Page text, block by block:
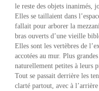
le reste des objets inanimés,
Elles se taillaient dans
fallait pour arborer la
bras ouverts d’une vieille
Elles sont les vertèbres de
accotées au mur. Plus
naturellement petites à leurs
Tout se passait derrière les
clarté partout, avec à